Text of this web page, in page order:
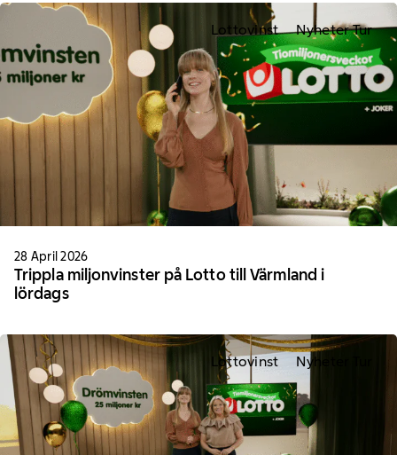
Lottovinst Nyheter Tur
28 April 2026
Trippla miljonvinster på Lotto till Värmland i
lördags
Lottovinst Nyheter Tur